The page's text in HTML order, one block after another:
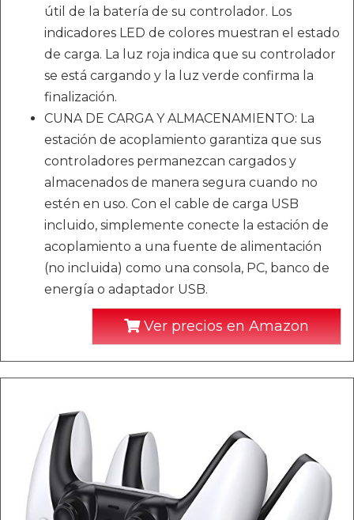
útil de la batería de su controlador. Los
indicadores LED de colores muestran el estado
de carga. La luz roja indica que su controlador
se está cargando y la luz verde confirma la
finalización.
CUNA DE CARGA Y ALMACENAMIENTO: La
estación de acoplamiento garantiza que sus
controladores permanezcan cargados y
almacenados de manera segura cuando no
estén en uso. Con el cable de carga USB
incluido, simplemente conecte la estación de
acoplamiento a una fuente de alimentación
(no incluida) como una consola, PC, banco de
energía o adaptador USB.
Ver precios en Amazon